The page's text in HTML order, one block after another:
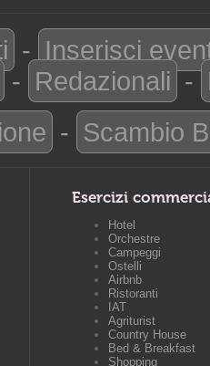
- Inserisci
- Redazionali -
- Scambio
Esercizi
Hotel
Orchestre
Campeggi
Ostelli
Airbnb
Ristoranti
IAT
Agriturist
Country House
Bed & Breakfast
Shopping